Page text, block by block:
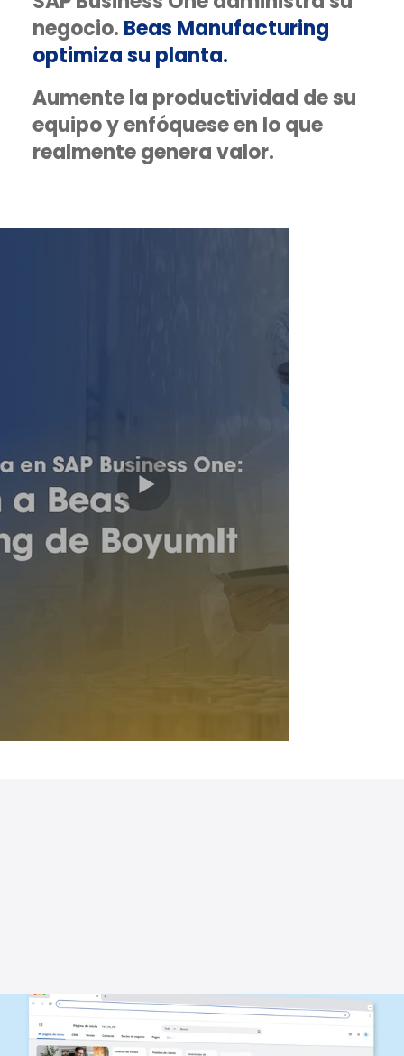
negocio. Beas Manufacturing
optimiza su planta.
Aumente la productividad de su
equipo y enfóquese en lo que
realmente genera valor.